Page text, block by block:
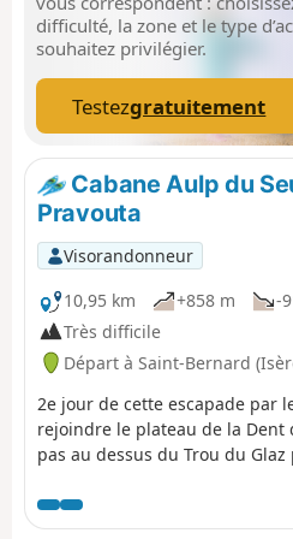
difficulté, la zone et le type
souhaitez privilégier.
Testezgratuitement
Cabane Aulp du
Pravouta
Visorandonneur
10,95 km
+858 m -
Très difficile
Départ à Saint-Bernard
2e jour de cette escapade par
rejoindre le plateau de la Dent
pas au dessus du Trou du
de Pravouta et la cabane du
Randonnée modifiée suite à